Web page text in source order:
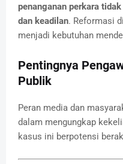
penanganan perkara
dan keadilan. Reformasi
menjadi kebutuhan
Pentingnya
Publik
Peran media dan
dalam mengungkap
kasus ini berpotensi